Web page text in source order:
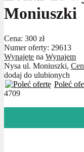
Moniuszki
Cena: 300 zł
Numer oferty: 29613
Wynajęte na Wynajem
Nysa ul. Moniuszki,
dodaj do ulubionych
Poleć
4709